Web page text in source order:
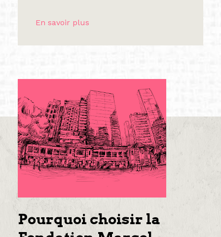
En savoir plus
Pourquoi choisir la